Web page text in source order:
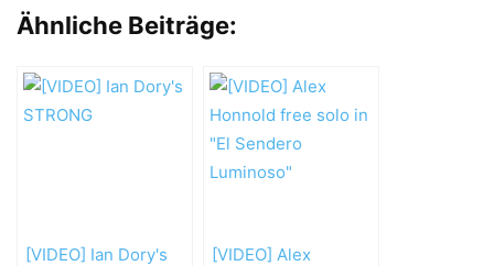
Ähnliche Beiträge:
[VIDEO] Ian Dory's
[VIDEO] Alex